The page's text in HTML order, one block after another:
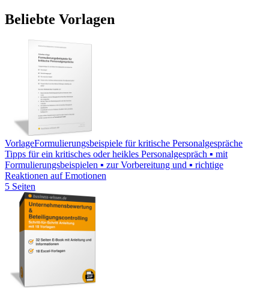
Beliebte Vorlagen
VorlageFormulierungsbeispiele für kritische Personalgespräche
Tipps für ein kritisches oder heikles Personalgespräch ▪ mit
Formulierungsbeispielen ▪ zur Vorbereitung und ▪ richtige
Reaktionen auf Emotionen
5 Seiten